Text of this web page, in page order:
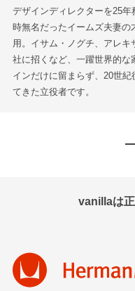
デザインディレクターを25
時無名だったイームズ夫妻の
用。イサム・ノグチ、アレ
社に招くなど、一躍世界的
インだけに留まらず、20世
てきた立役者です。
vanillaは